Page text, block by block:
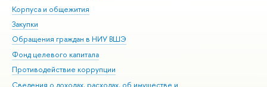
Корпуса и общежития
Закупки
Обращения граждан в НИУ ВШЭ
Фонд целевого капитала
Противодействие коррупции
Сведения о доходах, расходах, об имуществе и